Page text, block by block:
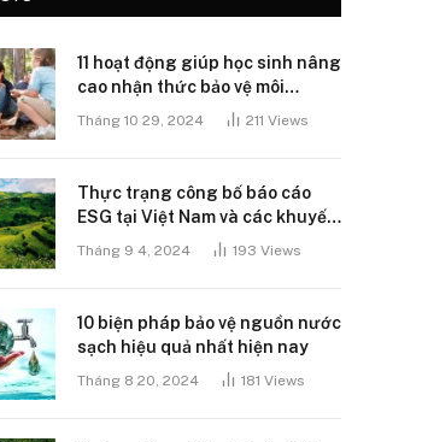
11 hoạt động giúp học sinh nâng
cao nhận thức bảo vệ môi
trường
Tháng 10 29, 2024 211 Views
Thực trạng công bố báo cáo
ESG tại Việt Nam và các khuyến
nghị
Tháng 9 4, 2024 193 Views
10 biện pháp bảo vệ nguồn nước
sạch hiệu quả nhất hiện nay
Tháng 8 20, 2024 181 Views